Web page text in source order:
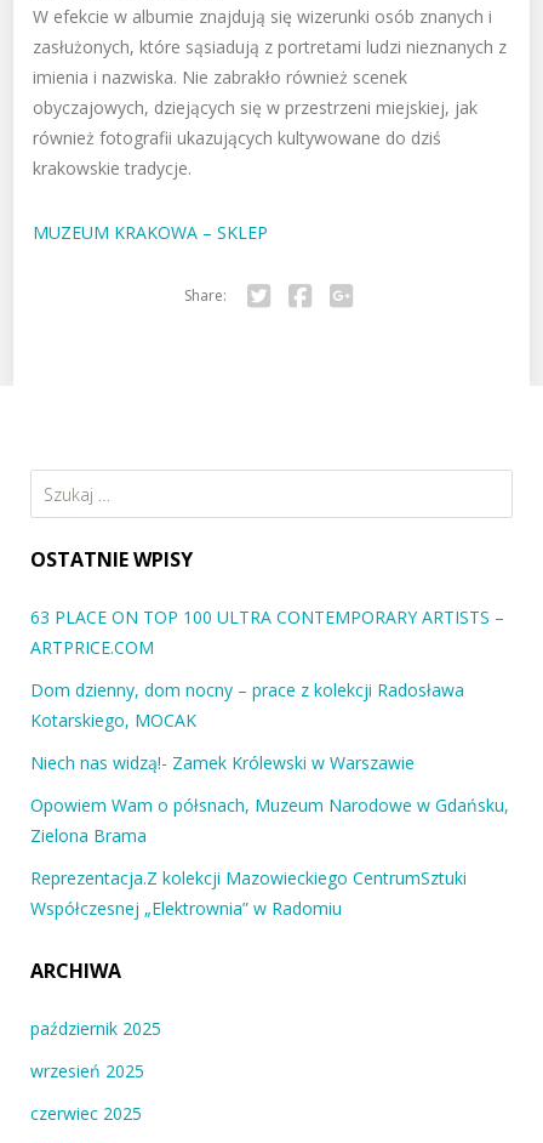
W efekcie w albumie znajdują się wizerunki osób znanych i
zasłużonych, które sąsiadują z portretami ludzi nieznanych z
imienia i nazwiska. Nie zabrakło również scenek
obyczajowych, dziejących się w przestrzeni miejskiej, jak
również fotografii ukazujących kultywowane do dziś
krakowskie tradycje.
MUZEUM KRAKOWA – SKLEP
Share:
Szukaj:
OSTATNIE WPISY
63 PLACE ON TOP 100 ULTRA CONTEMPORARY ARTISTS –
ARTPRICE.COM
Dom dzienny, dom nocny – prace z kolekcji Radosława
Kotarskiego, MOCAK
Niech nas widzą!- Zamek Królewski w Warszawie
Opowiem Wam o półsnach, Muzeum Narodowe w Gdańsku,
Zielona Brama
Reprezentacja.Z kolekcji Mazowieckiego CentrumSztuki
Współczesnej „Elektrownia” w Radomiu
ARCHIWA
październik 2025
wrzesień 2025
czerwiec 2025